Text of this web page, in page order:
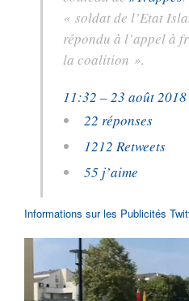
« soldat de l’Etat
répondu à l’appel à
la coalition ».
11:32 – 23 août 2018
22 réponses
1212 Retweets
55 j’aime
Informations sur les Publicités